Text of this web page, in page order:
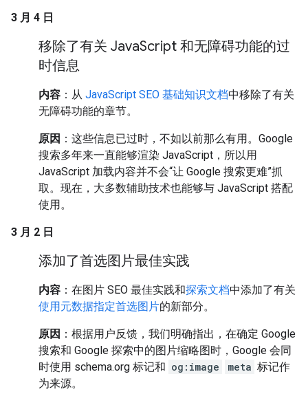
3 月 4 日
移除了有关 JavaScript 和无障碍功能的过
时信息
内容 ：从 JavaScript SEO 基础知识文档中移除了有关
无障碍功能的章节。
原因 ：这些信息已过时，不如以前那么有用。Google
搜索多年来一直能够渲染 JavaScript，所以用
JavaScript 加载内容并不会“让 Google 搜索更难”抓
取。现在，大多数辅助技术也能够与 JavaScript 搭配
使用。
3 月 2 日
添加了首选图片最佳实践
内容 ：在图片 SEO 最佳实践和探索文档中添加了有关
使用元数据指定首选图片的新部分。
原因 ：根据用户反馈，我们明确指出，在确定 Google
搜索和 Google 探索中的图片缩略图时，Google 会同
时使用 schema.org 标记和 og:image meta 标记作
为来源。